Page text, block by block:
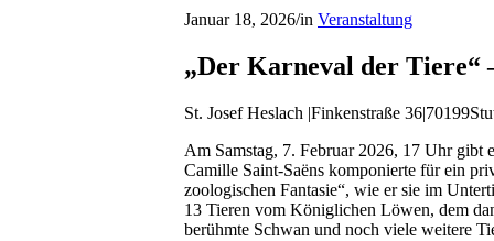
Januar 18, 2026/in Veranstaltung
„Der Karneval der Tiere“
St. Josef Heslach |Finkenstraße
Am Samstag, 7. Februar 2026, 17 Uhr gibt
Camille Saint-Saëns komponierte für ein
zoologischen Fantasie“, wie er sie im
13 Tieren vom Königlichen Löwen, dem
berühmte Schwan und noch viele weitere